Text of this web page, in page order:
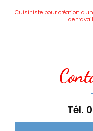
Cuisiniste pour création
de
Tél.